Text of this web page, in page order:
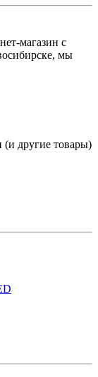
магазин с
мы
(и другие товары)